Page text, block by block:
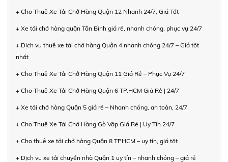
+ Cho Thuê Xe Tải Chở Hàng Quận 12 Nhanh 24/7, Giá Tốt
+ Xe tải chở hàng quận Tân Bình giá rẻ, nhanh chóng, phục vụ 24/7
+ Dịch vụ thuê xe tải chở hàng Quận 4 nhanh chóng 24/7 – Giá tốt
nhất
+ Cho Thuê Xe Tải Chở Hàng Quận 11 Giá Rẻ – Phục Vụ 24/7
+ Cho Thuê Xe Tải Chở Hàng Quận 6 TP.HCM Giá Rẻ | 24/7
+ Xe tải chở hàng Quận 5 giá rẻ – Nhanh chóng, an toàn, 24/7
+ Cho Thuê Xe Tải Chở Hàng Gò Vấp Giá Rẻ | Uy Tín 24/7
+ Cho thuê xe tải chở hàng Quận 8 TPHCM – uy tín, giá tốt
+ Dịch vụ xe tải chuyển nhà Quận 1 uy tín – nhanh chóng – giá rẻ